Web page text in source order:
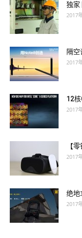
独家
2017
隔
2017
12
2017
【
2017
绝地
2017